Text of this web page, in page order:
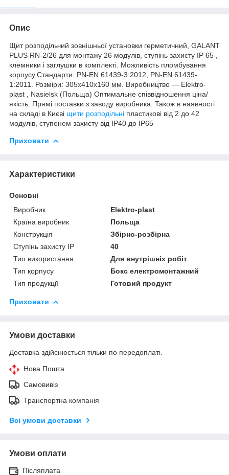
Опис
Щит розподільчий зовнішньої установки герметичний, GALANT
PLUS RN-2/26 для монтажу 26 модулів, ступінь захисту IP 65
клемники і заглушки в комплекті. Можливість пломбування
корпусу.Стандарти: PN-EN 61439-3:2012, PN-EN 61439-
1:2011. Розміри: 305x410x160 мм. Виробництво ― Elektro-
plast , Nasielsk (Польща) Оптимальне співвідношення ціна/
якість. Прямі поставки з заводу виробника. Також в наявності
на складі в Києві щити розподільні пластикові від 2 до 42
модулів, ступенем захисту від IP40 до IP65
Приховати
Характеристики
Основні
Виробник
Elektro-plast
Країна виробник
Польща
Конструкція
Збірно-розбірна
Ступінь захисту IP
40
Тип використання
Для внутрішніх робіт
Тип корпусу
Бокс електромонтажний
Тип продукції
Готовий продукт
Приховати
Умови доставки
Доставка здійснюється тільки по передоплаті.
Нова Пошта
Самовивіз
Транспортна компанія
Всі умови доставки
Умови оплати
Післяплата